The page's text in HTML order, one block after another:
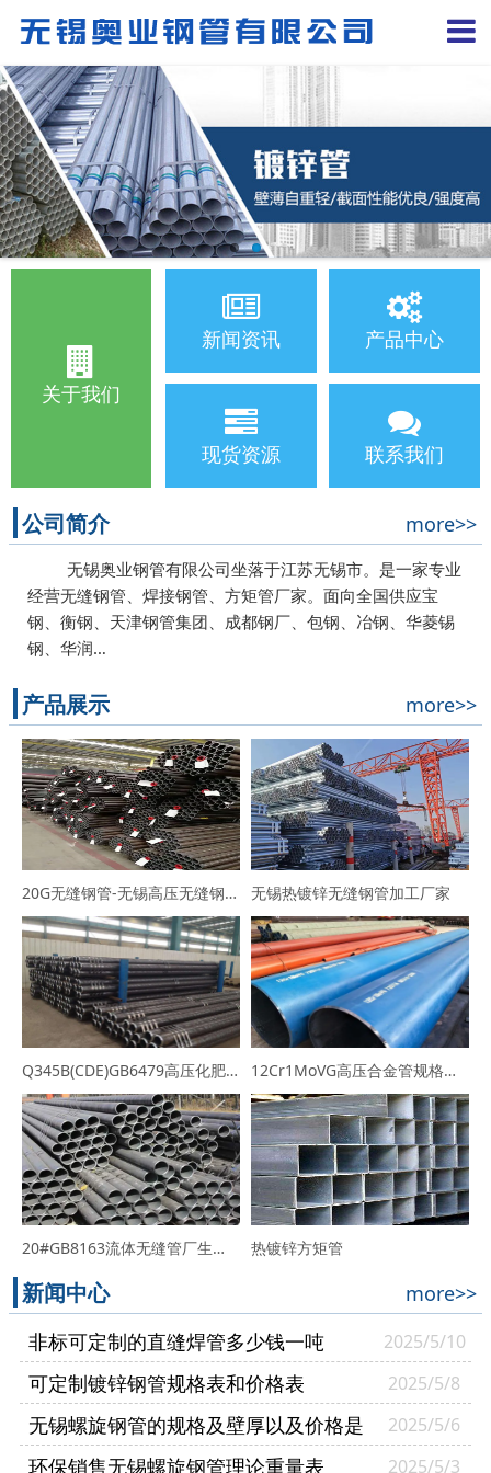
关于我们
新闻资讯 产品中心
现货资源 联系我们
公司简介 more>>
无锡奥业钢管有限公司坐落于江苏无锡市。是一家专业
经营无缝钢管、焊接钢管、方矩管厂家。面向全国供应宝
钢、衡钢、天津钢管集团、成都钢厂、包钢、冶钢、华菱锡
钢、华润…
产品展示 more>>
20G无缝钢管-无锡高压无缝钢管厂家 无锡热镀锌无缝钢管加工厂家
Q345B(CDE)GB6479高压化肥用无缝管生产厂家-规格价格表 12Cr1MoVG高压合金管规格表_厂家_价格行情
20#GB8163流体无缝管厂生产的热轧20#无缝钢管 热镀锌方矩管
新闻中心
more>>
非标可定制的直缝焊管多少钱一吨
2025/5/10
可定制镀锌钢管规格表和价格表 2025/5/8
无锡螺旋钢管的规格及壁厚以及价格是
多少
2025/5/6
环保销售无锡螺旋钢管理论重量表 2025/5/3